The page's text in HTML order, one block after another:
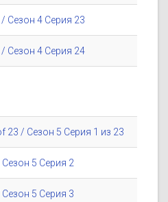
Сезон 4 Серия 23
Сезон 4 Серия 24
23 / Сезон 5 Серия 1 из 23
5 Серия 2
5 Серия 3